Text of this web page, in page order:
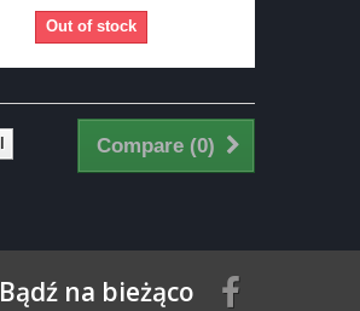
Out of stock
Compare (0)
Bądź na bieżąco